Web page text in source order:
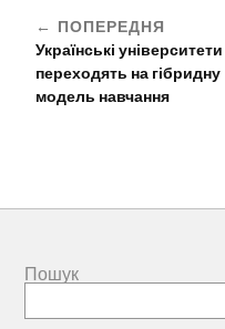
ПОПЕРЕДНЯ
Українські університети
переходять на гібридну
модель навчання
Пошук